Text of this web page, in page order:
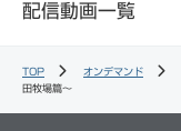
配信動画一覧
TOP オンデマンド
田牧場篇～